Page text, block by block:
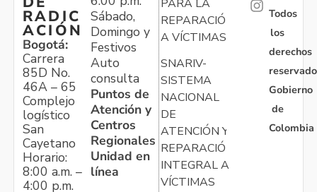
RADIC
ACIÓN
Bogotá:
Carrera
85D No.
46A – 65
Complejo
logístico
San
Cayetano
Horario:
8:00 a.m. –
4:00 p.m.
Sábado,
Domingo y
Festivos
Auto
consulta
Puntos de
Atención y
Centros
Regionales
Unidad en
línea
PARA LA
REPARACIÓN
A VÍCTIMAS
SNARIV-
SISTEMA
NACIONAL
DE
ATENCIÓN Y
REPARACIÓN
INTEGRAL A
VÍCTIMAS
Todos
los
derechos
Gobierno
de
Colombia